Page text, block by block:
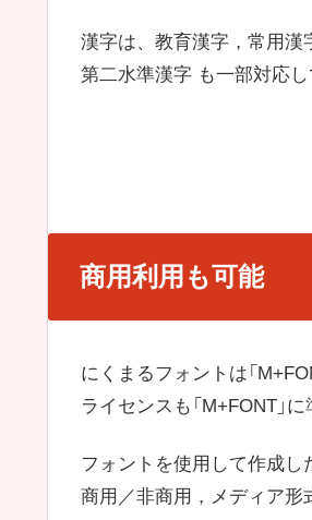
漢字は、教育漢字，常用漢
第二水準漢字 も一部対応し
商用利用も可能
にくまるフォントは「
ライセンスも「M+FONT」に
フォントを使用して作成し
商用／非商用，メディア形